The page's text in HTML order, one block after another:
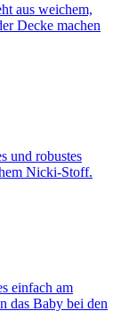
aus weichem,
Decke machen
und robustes
Nicki-Stoff.
einfach am
das Baby bei den